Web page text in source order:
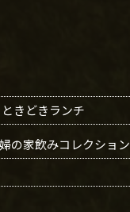
きどきランチ
の家飲みコレクション